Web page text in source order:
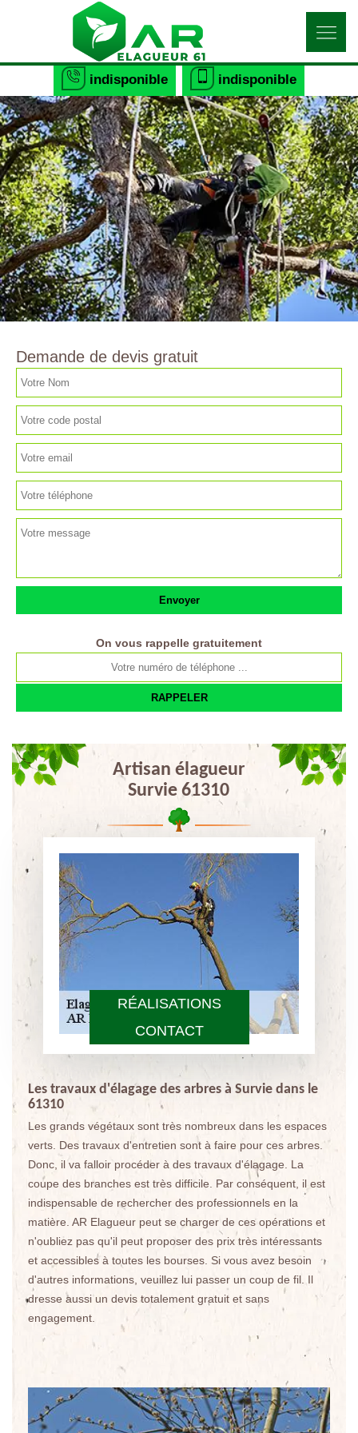
indisponible indisponible
RÉALISATIONS
CONTACT
Demande de devis gratuit
On vous rappelle gratuitement
Artisan élagueur
Survie 61310
Les travaux d'élagage des arbres à Survie dans le
61310
Les grands végétaux sont très nombreux dans les espaces
verts. Des travaux d'entretien sont à faire pour ces arbres.
Donc, il va falloir procéder à des travaux d'élagage. La
coupe des branches est très difficile. Par conséquent, il est
indispensable de rechercher des professionnels en la
matière. AR Elagueur peut se charger de ces opérations et
n'oubliez pas qu'il peut proposer des prix très intéressants
et accessibles à toutes les bourses. Si vous avez besoin
d'autres informations, veuillez lui passer un coup de fil. Il
dresse aussi un devis totalement gratuit et sans
engagement.